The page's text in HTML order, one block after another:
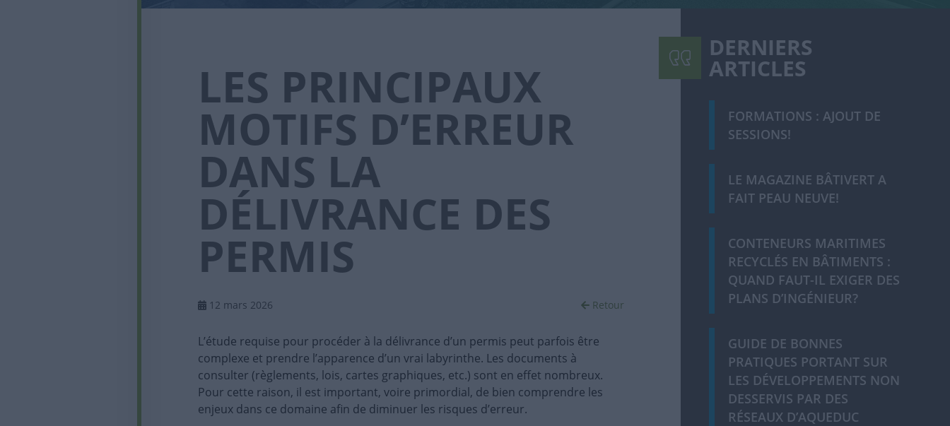
LES PRINCIPAUX
MOTIFS D’ERREUR
DANS LA
DÉLIVRANCE DES
PERMIS
12 mars 2026 Retour
L’étude requise pour procéder à la délivrance d’un permis peut parfois être
complexe et prendre l’apparence d’un vrai labyrinthe. Les documents à
consulter (règlements, lois, cartes graphiques, etc.) sont en effet nombreux.
Pour cette raison, il est important, voire primordial, de bien comprendre les
enjeux dans ce domaine afin de diminuer les risques d’erreur.
DERNIERS
ARTICLES
FORMATIONS : AJOUT DE
SESSIONS!
LE MAGAZINE BÂTIVERT A
FAIT PEAU NEUVE!
CONTENEURS MARITIMES
RECYCLÉS EN BÂTIMENTS :
QUAND FAUT-IL EXIGER DES
PLANS D’INGÉNIEUR?
GUIDE DE BONNES
PRATIQUES PORTANT SUR
LES DÉVELOPPEMENTS NON
DESSERVIS PAR DES
RÉSEAUX D’AQUEDUC